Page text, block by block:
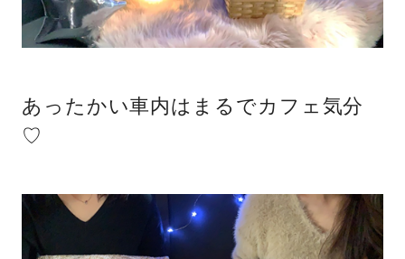
あったかい車内はまるでカフェ気分
♡